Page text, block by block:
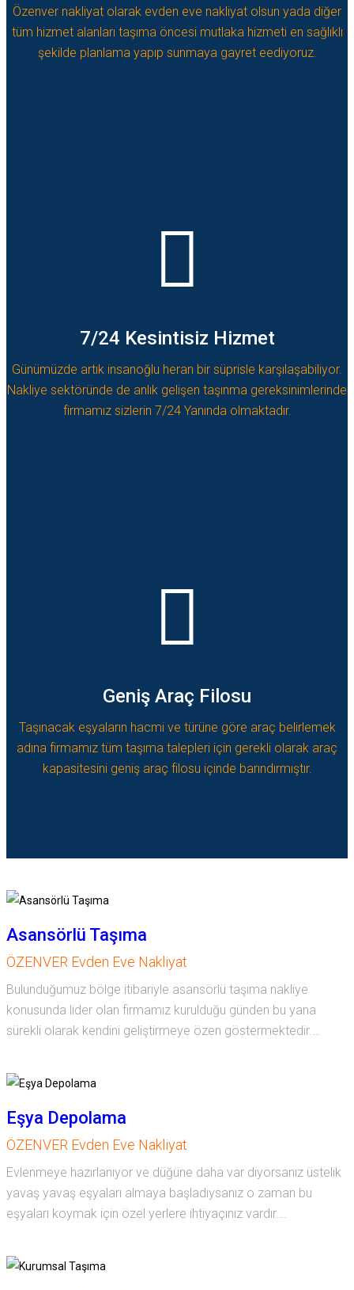
Özenver nakliyat olarak evden eve nakliyat olsun yada diğer
tüm hizmet alanları taşıma öncesi mutlaka hizmeti en sağlıklı
şekilde planlama yapıp sunmaya gayret eediyoruz.
7/24 Kesintisiz Hizmet
Günümüzde artık insanoğlu heran bir süprisle karşılaşabiliyor.
Nakliye sektöründe de anlık gelişen taşınma gereksinimlerinde
firmamız sizlerin 7/24 Yanında olmaktadır.
Geniş Araç Filosu
Taşınacak eşyaların hacmi ve türüne göre araç belirlemek
adına firmamız tüm taşıma talepleri için gerekli olarak araç
kapasitesini geniş araç filosu içinde barındırmıştır.
Asansörlü Taşıma
ÖZENVER Evden Eve Nakliyat
Bulunduğumuz bölge itibariyle asansörlü taşıma nakliye
konusunda lider olan firmamız kurulduğu günden bu yana
sürekli olarak kendini geliştirmeye özen göstermektedir.…
Eşya Depolama
ÖZENVER Evden Eve Nakliyat
Evlenmeye hazırlanıyor ve düğüne daha var diyorsanız üstelik
yavaş yavaş eşyaları almaya başladıysanız o zaman bu
eşyaları koymak için özel yerlere ihtiyaçınız vardır.…